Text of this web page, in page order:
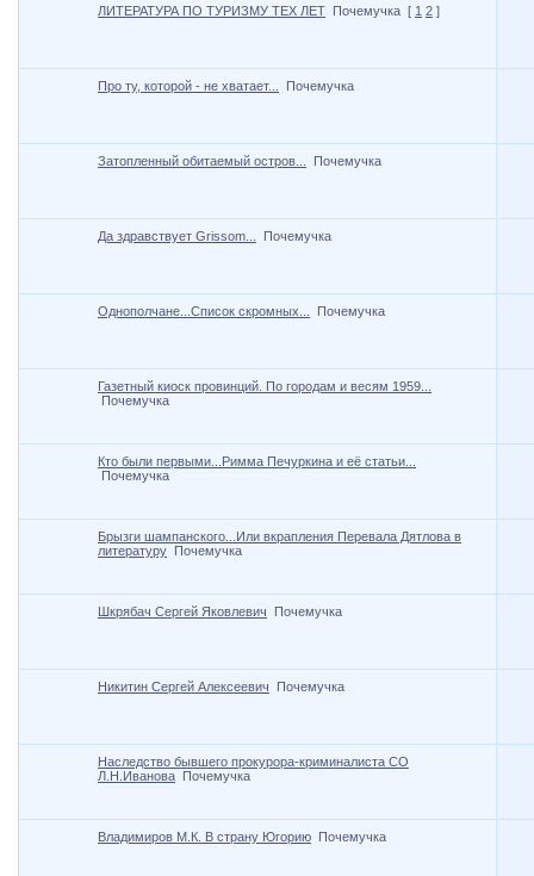
ЛИТЕРАТУРА ПО ТУРИЗМУ ТЕХ ЛЕТ Почемучка [ 1 2 ]
Про ту, которой - не хватает... Почемучка
Затопленный обитаемый остров... Почемучка
Да здравствует Grissom... Почемучка
Однополчане...Список скромных... Почемучка
Газетный киоск провинций. По городам и весям 1959...
Почемучка
Кто были первыми...Римма Печуркина и её статьи...
Почемучка
Брызги шампанского...Или вкрапления Перевала Дятлова в
литературу Почемучка
Шкрябач Сергей Яковлевич Почемучка
Никитин Сергей Алексеевич Почемучка
Наследство бывшего прокурора-криминалиста СО
Л.Н.Иванова Почемучка
Владимиров М.К. В страну Югорию Почемучка